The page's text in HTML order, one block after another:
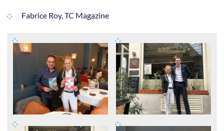
Fabrice Roy, TC Magazine